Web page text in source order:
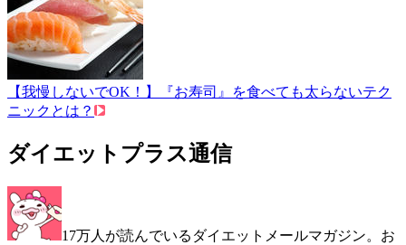
【我慢しないでOK！】『お寿司』を食べても太らないテク
ニックとは？
ダイエットプラス通信
17万人が読んでいるダイエットメールマガジン。お